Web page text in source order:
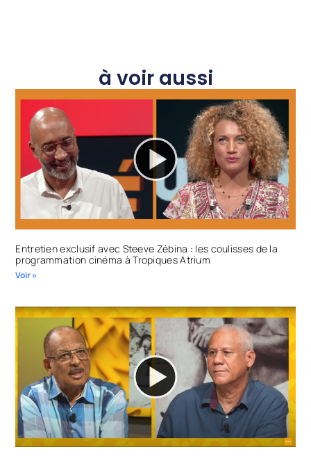
à voir aussi
Entretien exclusif avec Steeve Zébina : les coulisses de la
programmation cinéma à Tropiques Atrium
Voir »